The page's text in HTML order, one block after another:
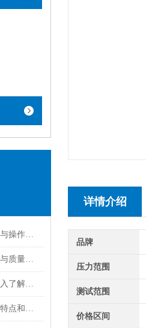
分子筛比表面积分析仪的校准与操作要点概述
分子筛比表面积分析仪的校准与质量控制技巧分析
分子筛比表面积分析仪可以深入了解分子筛的结构和性能
分子筛比表面积分析仪的产品特点和操作方法介绍
详情介绍
品牌
压力范围
测试范围
价格区间